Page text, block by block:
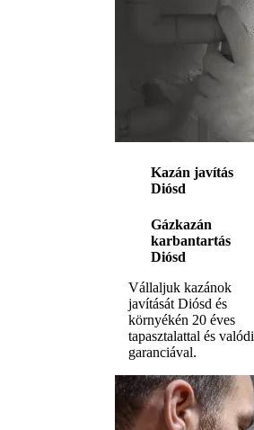
Kazán javítás
Diósd
Gázkazán
karbantartás
Diósd
Vállaljuk kazánok
javítását Diósd és
környékén 20 éves
tapasztalattal és valódi
garanciával.